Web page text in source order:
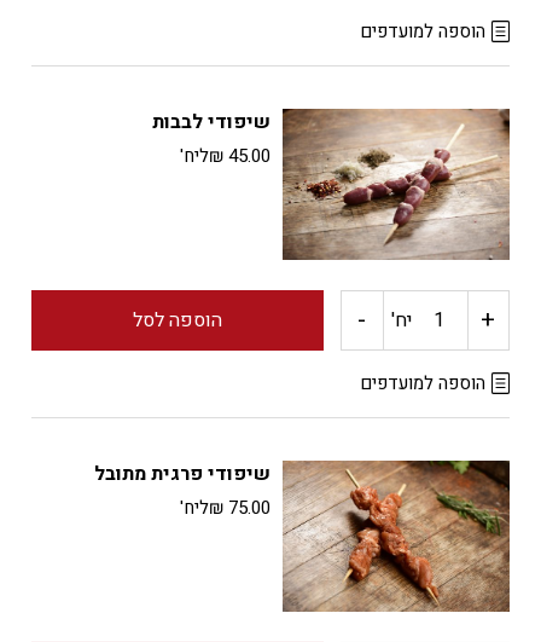
של
עוף
הוספה למועדפים
שיפודי לבבות
₪45.00 ליח'
+ כמות
של
לבבות
יח' - הוספה לסל
הוספה למועדפים
שיפודי פרגית מתובל
₪ 75.00 ליח'